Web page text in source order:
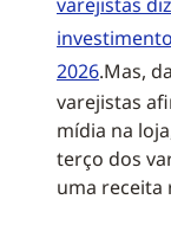
2026.Mas,
varejistas
mídia na
terço dos
uma receita